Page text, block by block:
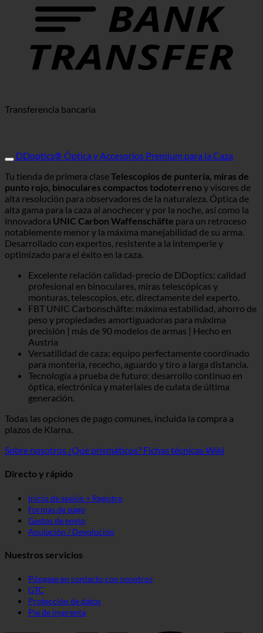
Transferencia bancaria
DDoptics® Óptica y Accesorios Premium para la Caza
Tu tienda de primera claseTelescopios de puntería, miras de
punto rojo, binoculares compactos todoterrenoy visores de
alta resolución para observadores de la naturaleza. Óptica de
alta gama para la caza al anochecer y por la noche, así como la
innovadora UNIC Carbon Waffenschäfte para un retroceso
notablemente menor y la máxima manejabilidad de su arma.
Desarrollado con expertos, resistente a la intemperie y
optimizado para el éxito en la caza.
Excelente relación calidad-precio de DDoptics: calidad
profesional en binoculares, miras telescópicas y
monturas, telescopios, etc. directamente del experto.
FBT UNIC Carbonschäfte: máxima estabilidad, ahorro de
peso y propiedades amortiguadoras para máxima
precisión | más de 90 modelos de armas | Hecho en
Austria
Versatilidad de caza: equipo perfectamente coordinado
para montería, rececho, aguardo y tiro a larga distancia.
Tecnología a prueba de futuro: desarrollo continuo en
óptica, electrónica y materiales de culata de última
generación.
Todas las opciones de pago comunes, incluida la compra a
plazos de Klarna.
Sobre nosotros ¿Qué prismáticos? Fichas técnicas Wiki
Directo y rápido
Inicio de sesión + Registro
Formas de pago
Gastos de envío
Anulación / Devolución
Nuestros servicios
Póngase en contacto con nosotros
GTC
Protección de datos
Pie de imprenta